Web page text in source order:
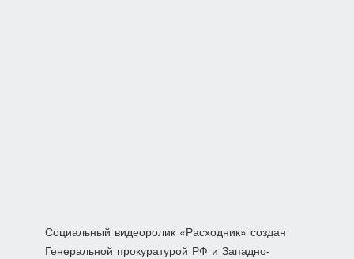
Социальный видеоролик «Расходник» создан
Генеральной прокуратурой РФ и Западно-